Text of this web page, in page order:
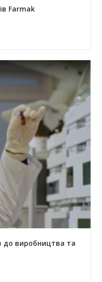
Farmak
до виробництва та